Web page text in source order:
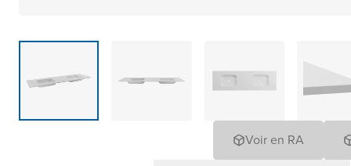
Voir en RA